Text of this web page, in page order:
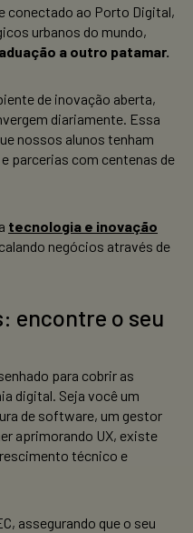
conectado ao Porto Digital,
urbanos do mundo,
a outro patamar.
de inovação aberta,
diariamente. Essa
nossos alunos tenham
parcerias com centenas de
tecnologia e inovação
negócios através de
encontre o seu
para cobrir as
digital. Seja você um
de software, um gestor
aprimorando UX, existe
técnico e
assegurando que o seu